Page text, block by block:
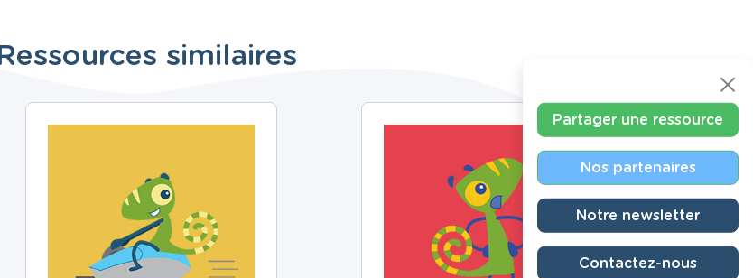
Ressources similaires
Partager une ressource
Nos partenaires
Notre newsletter
Contactez-nous